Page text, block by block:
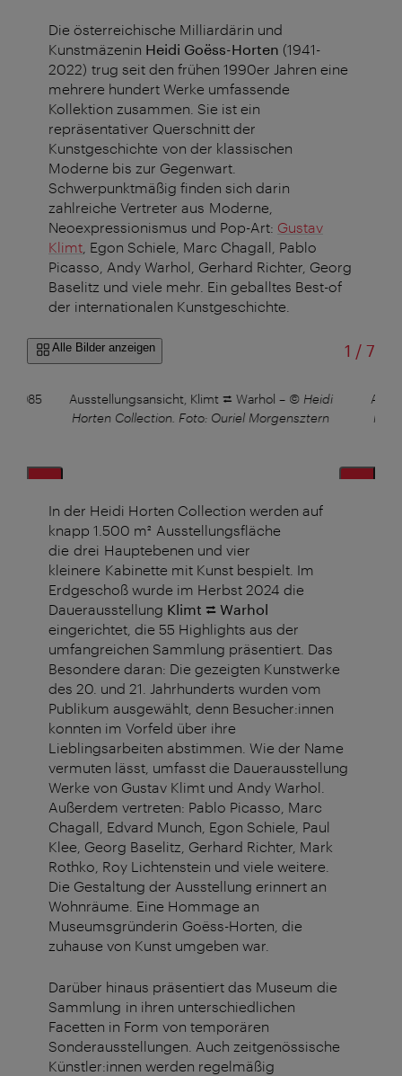
Die österreichische Milliardärin und
Kunstmäzenin Heidi Goëss-Horten (1941-
2022) trug seit den frühen 1990er Jahren eine
mehrere hundert Werke umfassende
Kollektion zusammen. Sie ist ein
repräsentativer Querschnitt der
Kunstgeschichte von der klassischen
Moderne bis zur Gegenwart.
Schwerpunktmäßig finden sich darin
zahlreiche Vertreter aus Moderne,
Neoexpressionismus und Pop-Art: Gustav
Klimt , Egon Schiele, Marc Chagall, Pablo
Picasso, Andy Warhol, Gerhard Richter, Georg
Baselitz und viele mehr. Ein geballtes Best-of
der internationalen Kunstgeschichte.
Alle Bilder anzeigen 1 /von
7
1985 Ausstellungsansicht, Klimt ⮂ Warhol – © Heidi
Horten Collection. Foto: Ouriel Morgensztern
In der Heidi Horten Collection werden auf
knapp 1.500 m² Ausstellungsfläche
die drei Hauptebenen und vier
kleinere Kabinette mit Kunst bespielt. Im
Erdgeschoß wurde im Herbst 2024 die
Dauerausstellung Klimt ⮂ Warhol
eingerichtet, die 55 Highlights aus der
umfangreichen Sammlung präsentiert. Das
Besondere daran: Die gezeigten Kunstwerke
des 20. und 21. Jahrhunderts wurden vom
Publikum ausgewählt, denn Besucher:innen
konnten im Vorfeld über ihre
Lieblingsarbeiten abstimmen. Wie der Name
vermuten lässt, umfasst die Dauerausstellung
Werke von Gustav Klimt und Andy Warhol.
Außerdem vertreten: Pablo Picasso, Marc
Chagall, Edvard Munch, Egon Schiele, Paul
Klee, Georg Baselitz, Gerhard Richter, Mark
Rothko, Roy Lichtenstein und viele weitere.
Die Gestaltung der Ausstellung erinnert an
Wohnräume. Eine Hommage an
Museumsgründerin Goëss-Horten, die
zuhause von Kunst umgeben war.
Darüber hinaus präsentiert das Museum die
Sammlung in ihren unterschiedlichen
Facetten in Form von temporären
Sonderausstellungen. Auch zeitgenössische
Künstler:innen werden regelmäßig